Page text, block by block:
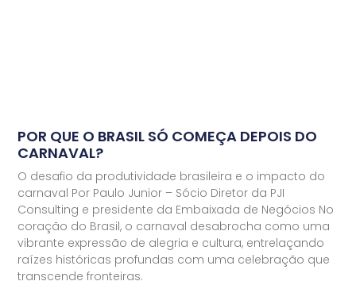
POR QUE O BRASIL SÓ COMEÇA DEPOIS DO
CARNAVAL?
O desafio da produtividade brasileira e o impacto do
carnaval Por Paulo Junior – Sócio Diretor da PJI
Consulting e presidente da Embaixada de Negócios No
coração do Brasil, o carnaval desabrocha como uma
vibrante expressão de alegria e cultura, entrelaçando
raízes históricas profundas com uma celebração que
transcende fronteiras.